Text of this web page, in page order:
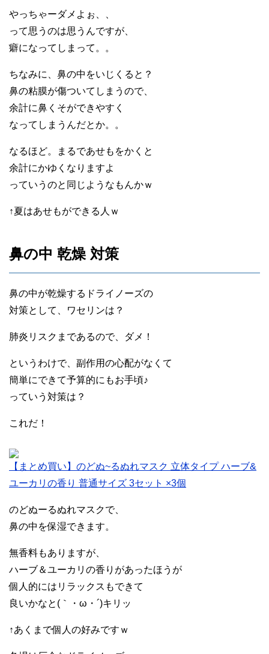
やっちゃーダメよぉ、、
って思うのは思うんですが、
癖になってしまって。。
ちなみに、鼻の中をいじくると？
鼻の粘膜が傷ついてしまうので、
余計に鼻くそができやすく
なってしまうんだとか。。
なるほど。まるであせもをかくと
余計にかゆくなりますよ
っていうのと同じようなもんかｗ
↑夏はあせもができる人ｗ
鼻の中 乾燥 対策
鼻の中が乾燥するドライノーズの
対策として、ワセリンは？
肺炎リスクまであるので、ダメ！
というわけで、副作用の心配がなくて
簡単にできて予算的にもお手頃♪
っていう対策は？
これだ！
【まとめ買い】のどぬ~るぬれマスク 立体タイプ ハーブ&
ユーカリの香り 普通サイズ 3セット ×3個
のどぬーるぬれマスクで、
鼻の中を保湿できます。
無香料もありますが、
ハーブ＆ユーカリの香りがあったほうが
個人的にはリラックスもできて
良いかなと(｀・ω・´)キリッ
↑あくまで個人の好みですｗ